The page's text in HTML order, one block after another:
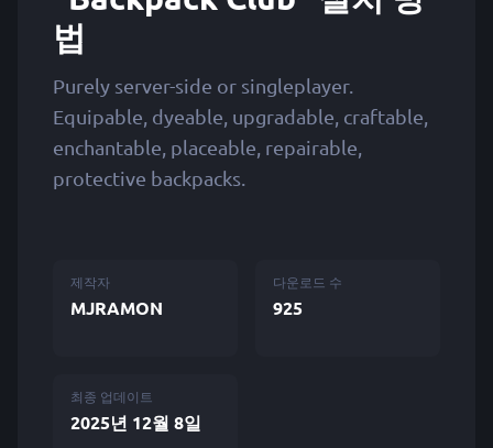
법
Purely server-side or singleplayer.
Equipable, dyeable, upgradable, craftable,
enchantable, placeable, repairable,
protective backpacks.
제작자
MJRAMON
다운로드 수
925
최종 업데이트
2025년 12월 8일